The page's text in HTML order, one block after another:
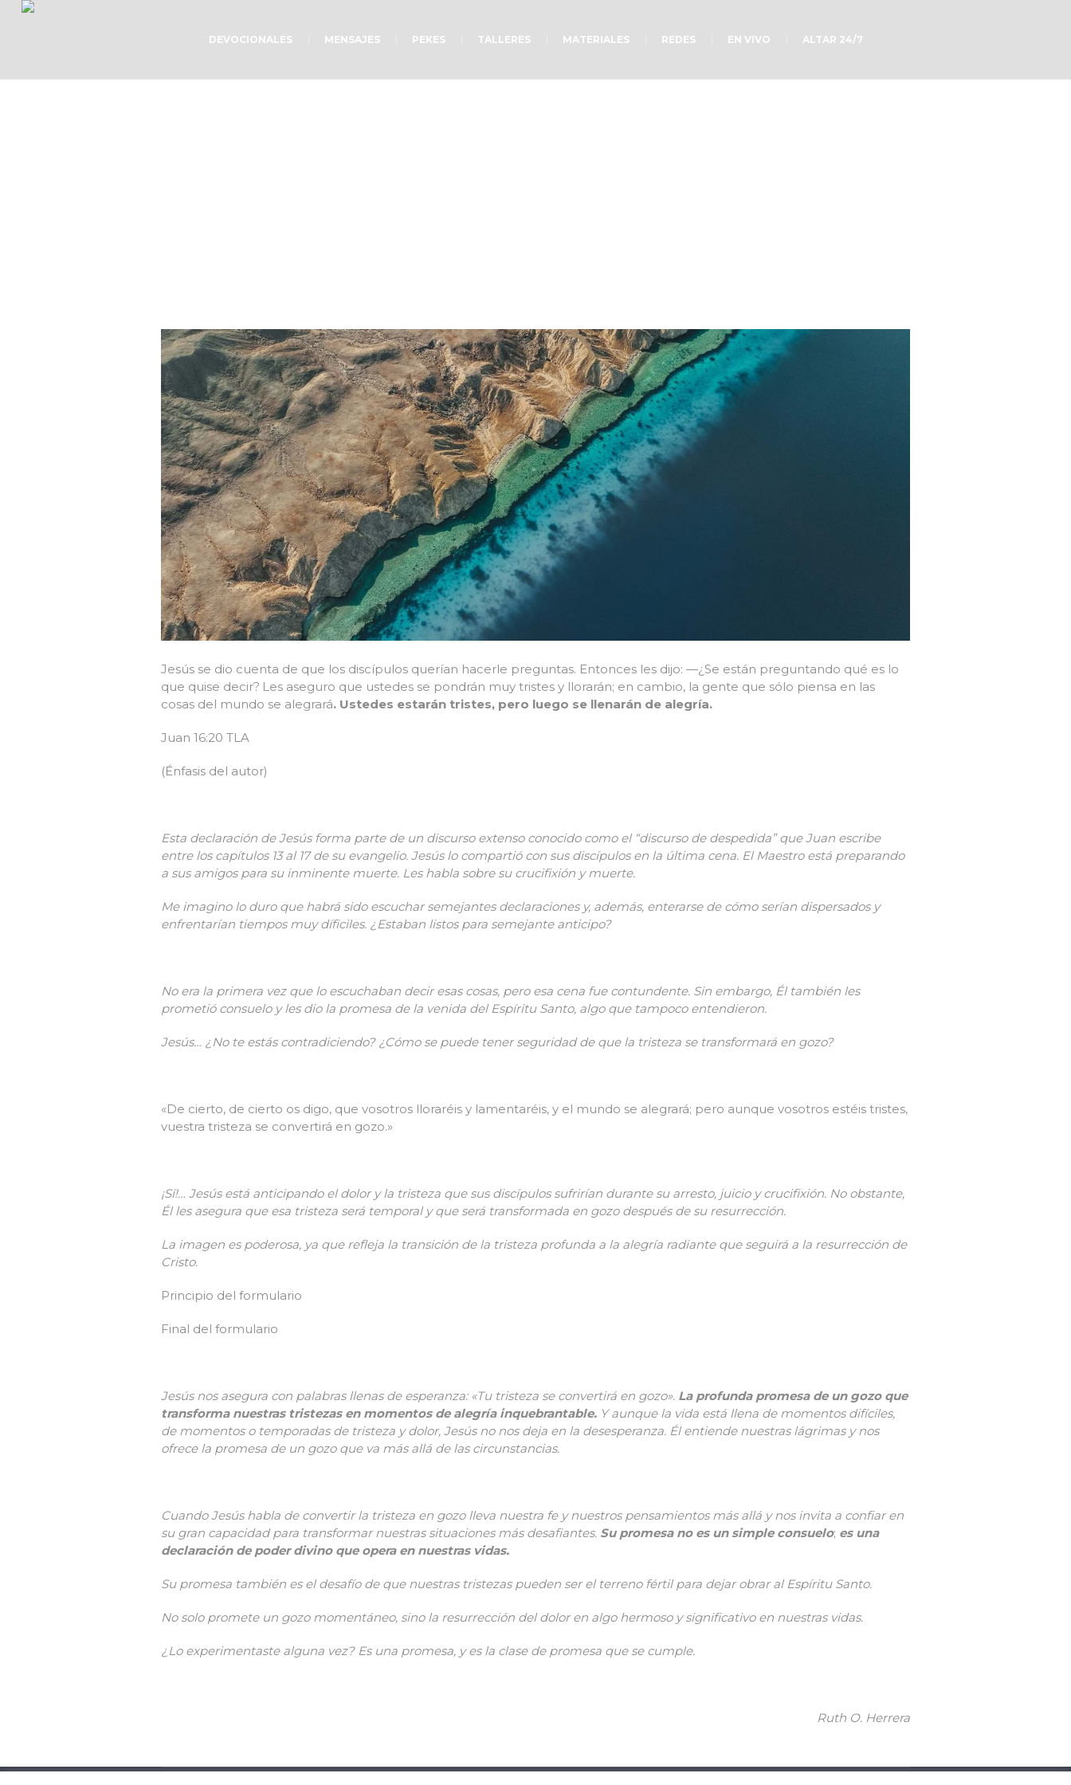
DEVOCIONALES MENSAJES PEKES TALLERES MATERIALES REDES EN VIVO ALTAR 24/7
Jesús se dio cuenta de que los discípulos querían hacerle preguntas. Entonces les dijo: —¿Se están preguntando qué es lo
que quise decir? Les aseguro que ustedes se pondrán muy tristes y llorarán; en cambio, la gente que sólo piensa en las
cosas del mundo se alegrará. Ustedes estarán tristes, pero luego se llenarán de alegría.
Juan 16:20 TLA
(Énfasis del autor)
Esta declaración de Jesús forma parte de un discurso extenso conocido como el “discurso de despedida” que Juan escribe
entre los capítulos 13 al 17 de su evangelio. Jesús lo compartió con sus discípulos en la última cena. El Maestro está preparando
a sus amigos para su inminente muerte. Les habla sobre su crucifixión y muerte.
Me imagino lo duro que habrá sido escuchar semejantes declaraciones y, además, enterarse de cómo serían dispersados y
enfrentarían tiempos muy díficiles. ¿Estaban listos para semejante anticipo?
No era la primera vez que lo escuchaban decir esas cosas, pero esa cena fue contundente. Sin embargo, Él también les
prometió consuelo y les dio la promesa de la venida del Espíritu Santo, algo que tampoco entendieron.
Jesús… ¿No te estás contradiciendo? ¿Cómo se puede tener seguridad de que la tristeza se transformará en gozo?
«De cierto, de cierto os digo, que vosotros lloraréis y lamentaréis, y el mundo se alegrará; pero aunque vosotros estéis tristes,
vuestra tristeza se convertirá en gozo.»
¡Sí!… Jesús está anticipando el dolor y la tristeza que sus discípulos sufrirían durante su arresto, juicio y crucifixión. No obstante,
Él les asegura que esa tristeza será temporal y que será transformada en gozo después de su resurrección.
La imagen es poderosa, ya que refleja la transición de la tristeza profunda a la alegría radiante que seguirá a la resurrección de
Cristo.
Principio del formulario
Final del formulario
Jesús nos asegura con palabras llenas de esperanza: «Tu tristeza se convertirá en gozo». La profunda promesa de un gozo que
transforma nuestras tristezas en momentos de alegría inquebrantable. Y aunque la vida está llena de momentos difíciles,
de momentos o temporadas de tristeza y dolor, Jesús no nos deja en la desesperanza. Él entiende nuestras lágrimas y nos
ofrece la promesa de un gozo que va más allá de las circunstancias.
Cuando Jesús habla de convertir la tristeza en gozo lleva nuestra fe y nuestros pensamientos más allá y nos invita a confiar en
su gran capacidad para transformar nuestras situaciones más desafiantes. Su promesa no es un simple consuelo; es una
declaración de poder divino que opera en nuestras vidas.
Su promesa también es el desafío de que nuestras tristezas pueden ser el terreno fértil para dejar obrar al Espíritu Santo.
No solo promete un gozo momentáneo, sino la resurrección del dolor en algo hermoso y significativo en nuestras vidas.
¿Lo experimentaste alguna vez? Es una promesa, y es la clase de promesa que se cumple.
Ruth O. Herrera